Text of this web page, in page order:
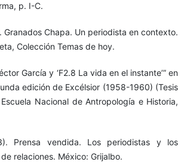
p. I-C.
Granados Chapa. Un periodista en contexto.
Colección Temas de hoy.
García y ‘F2.8 La vida en el instante’” en
edición de Excélsior (1958-1960) (Tesis
Nacional de Antropología e Historia,
Prensa vendida. Los periodistas y los
relaciones. México: Grijalbo.